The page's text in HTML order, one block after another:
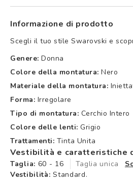
Informazione di prodotto
Scegli il tuo stile Swarovski e
Genere: Donna
Colore della montatura: Nero
Materiale della montatura:
Forma: Irregolare
Tipo di montatura: Cerchio Intero
Colore delle lenti: Grigio
Trattamenti: Tinta Unita
Vestibilità e caratteristiche
Taglia: 60 - 16 Taglia unica
Vestibilità: Standard.